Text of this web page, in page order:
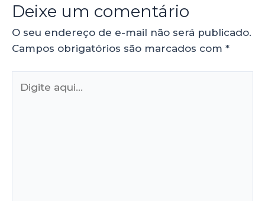
Deixe um comentário
O seu endereço de e-mail não será publicado.
Campos obrigatórios são marcados com *